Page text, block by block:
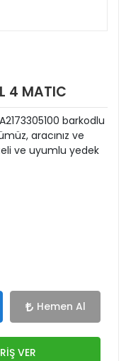
4 MATIC
barkodlu
aracınız ve
ve uyumlu yedek
Hemen Al
VER